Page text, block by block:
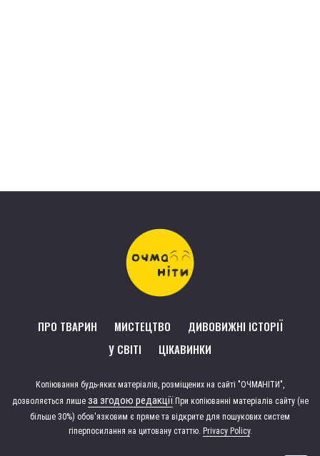
ПРО ТВАРИН МИСТЕЦТВО
ДИВОВИЖНІ ІСТОРІЇ
У СВІТІ
ЦІКАВИНКИ
Копіювання будь-яких матеріалів, розміщених на сайті "ОЧМАНІТИ",
дозволяється лише за згодою редакції. При копіюванні матеріалів сайту (не
більше 30%) обов'язковим є пряме та відкрите для пошукових систем
гіперпосилання на цитовану статтю. Privacy Policy.